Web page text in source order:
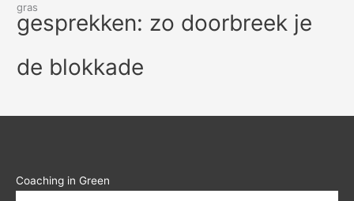
gesprekken: zo doorbreek je
de blokkade
Coaching in Green